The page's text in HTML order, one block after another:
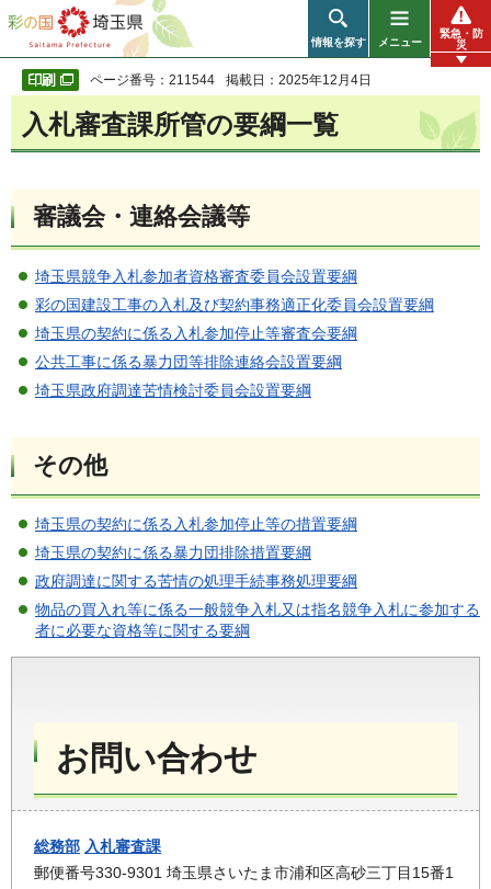
彩の国 埼玉県
情報を探す メニュー
緊急・防
災
ページ番号：211544 掲載日：2025年12月4日
入札審査課所管の要綱一覧
審議会・連絡会議等
埼玉県競争入札参加者資格審査委員会設置要綱
彩の国建設工事の入札及び契約事務適正化委員会設置要綱
埼玉県の契約に係る入札参加停止等審査会要綱
公共工事に係る暴力団等排除連絡会設置要綱
埼玉県政府調達苦情検討委員会設置要綱
その他
埼玉県の契約に係る入札参加停止等の措置要綱
埼玉県の契約に係る暴力団排除措置要綱
政府調達に関する苦情の処理手続事務処理要綱
物品の買入れ等に係る一般競争入札又は指名競争入札に参加する
者に必要な資格等に関する要綱
お問い合わせ
総務部 入札審査課
郵便番号330-9301 埼玉県さいたま市浦和区高砂三丁目15番1